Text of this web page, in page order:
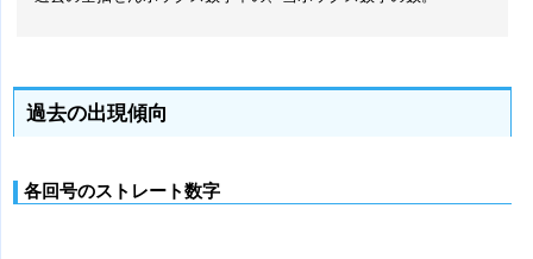
過去の出現傾向
各回号のストレート数字